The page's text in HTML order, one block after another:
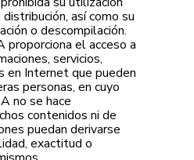
así como su
o descompilación.
proporciona el acceso a
servicios,
en Internet que pueden
personas, en cuyo
no se hace
contenidos ni de
puedan derivarse
exactitud o